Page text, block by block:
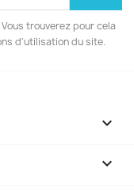
trouverez pour cela
d'utilisation du site.

